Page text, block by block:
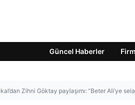
Güncel Haberler
Zihni Göktay paylaşımı: “Beter Ali’ye